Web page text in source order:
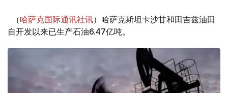
（哈萨克国际通讯社讯）哈萨克斯坦卡沙甘和田吉兹油田
自开发以来已生产石油6.47亿吨。